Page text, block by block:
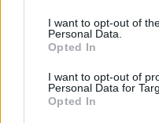
I want to opt-out of
Personal Data.
Opted In
I want to opt-out of
Personal Data for
Opted In